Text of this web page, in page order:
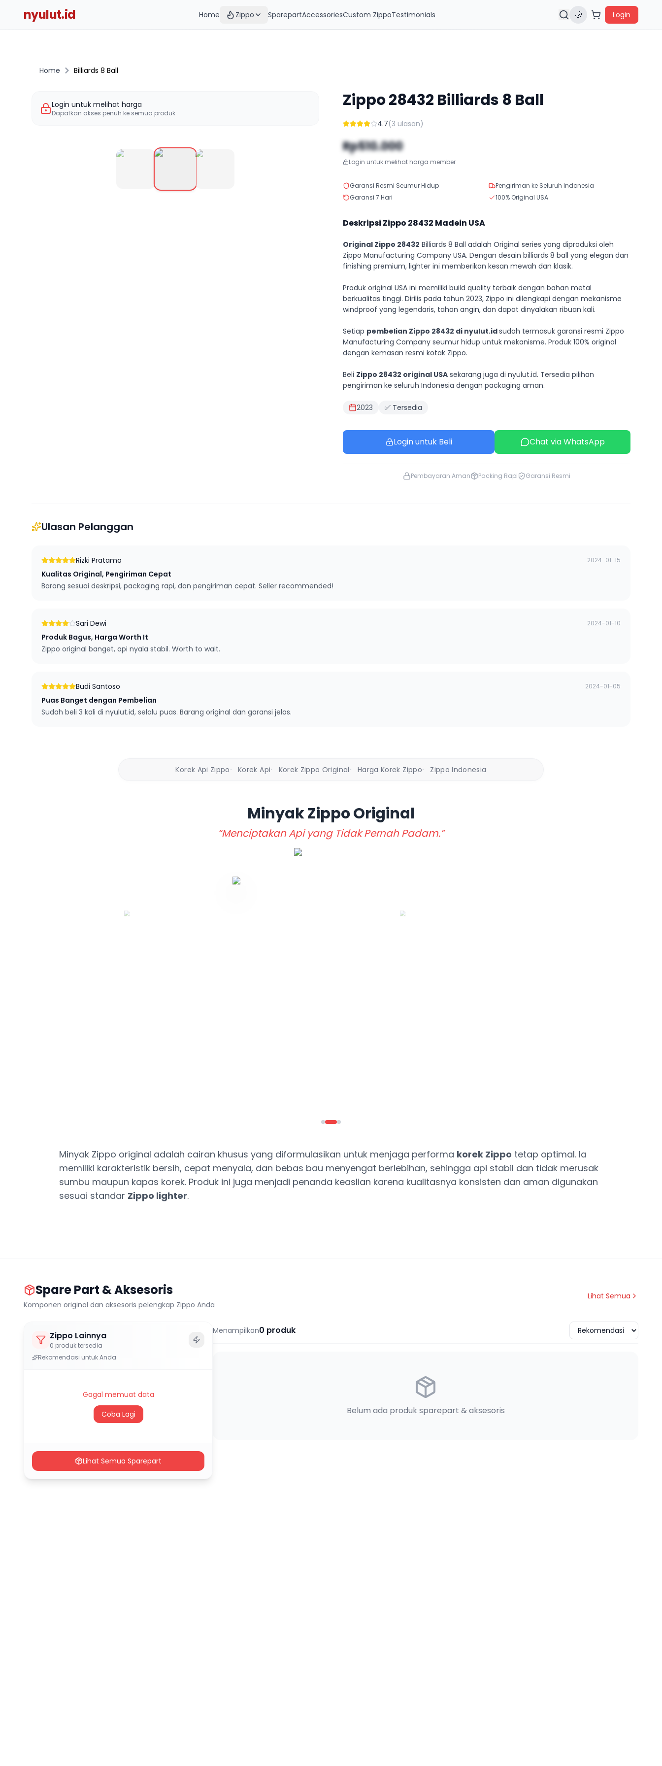
nyulut.id Home Zippo SparepartAccessoriesCustom ZippoTestimonials 🌙 Login
Home Billiards 8 Ball
Login untuk melihat harga
Dapatkan akses penuh ke semua produk
Zippo28432 Billiards 8 Ball
4.7(3 ulasan)
Rp510.000
Login untuk melihat harga member
Garansi Resmi Seumur Hidup
Pengiriman ke Seluruh Indonesia
Garansi 7 Hari
100% Original USA
Deskripsi Zippo 28432 Madein USA
Original Zippo 28432 Billiards 8 Ball adalah Original series yang diproduksi oleh
Zippo Manufacturing Company USA. Dengan desain billiards 8 ball yang elegan dan
finishing premium, lighter ini memberikan kesan mewah dan klasik.
Produk original USA ini memiliki build quality terbaik dengan bahan metal
berkualitas tinggi. Dirilis pada tahun 2023, Zippo ini dilengkapi dengan mekanisme
windproof yang legendaris, tahan angin, dan dapat dinyalakan ribuan kali.
Setiap pembelian Zippo 28432 di nyulut.idsudah termasuk garansi resmi Zippo
Manufacturing Company seumur hidup untuk mekanisme. Produk 100% original
dengan kemasan resmi kotak Zippo.
Beli Zippo 28432 original USA sekarang juga di nyulut.id. Tersedia pilihan
pengiriman ke seluruh Indonesia dengan packaging aman.
2023 ✅ Tersedia
Login untuk Beli Chat via WhatsApp
Pembayaran Aman Packing Rapi Garansi Resmi
Ulasan Pelanggan
Rizki Pratama 2024-01-15
Kualitas Original, Pengiriman Cepat
Barang sesuai deskripsi, packaging rapi, dan pengiriman cepat. Seller recommended!
Sari Dewi 2024-01-10
Produk Bagus, Harga Worth It
Zippo original banget, api nyala stabil. Worth to wait.
Budi Santoso 2024-01-05
Puas Banget dengan Pembelian
Sudah beli 3 kali di nyulut.id, selalu puas. Barang original dan garansi jelas.
Korek Api Zippo • Korek Api• Korek Zippo Original • Harga Korek Zippo• Zippo Indonesia
Minyak ZippoOriginal
“Menciptakan Api yang Tidak Pernah Padam.”
Minyak Zippo original adalah cairan khusus yang diformulasikan untuk menjaga performa korek Zippo tetap optimal. Ia
memiliki karakteristik bersih, cepat menyala, dan bebas bau menyengat berlebihan, sehingga api stabil dan tidak merusak
sumbu maupun kapas korek. Produk ini juga menjadi penanda keaslian karena kualitasnya konsisten dan aman digunakan
sesuai standar Zippo lighter.
Spare Part & Aksesoris
Komponen original dan aksesoris pelengkap Zippo Anda
Lihat Semua
Zippo Lainnya
0 produk tersedia
Rekomendasi untuk Anda
Gagal memuat data
Coba Lagi
Lihat Semua Sparepart
Menampilkan0 produk
Belum ada produk sparepart & aksesoris